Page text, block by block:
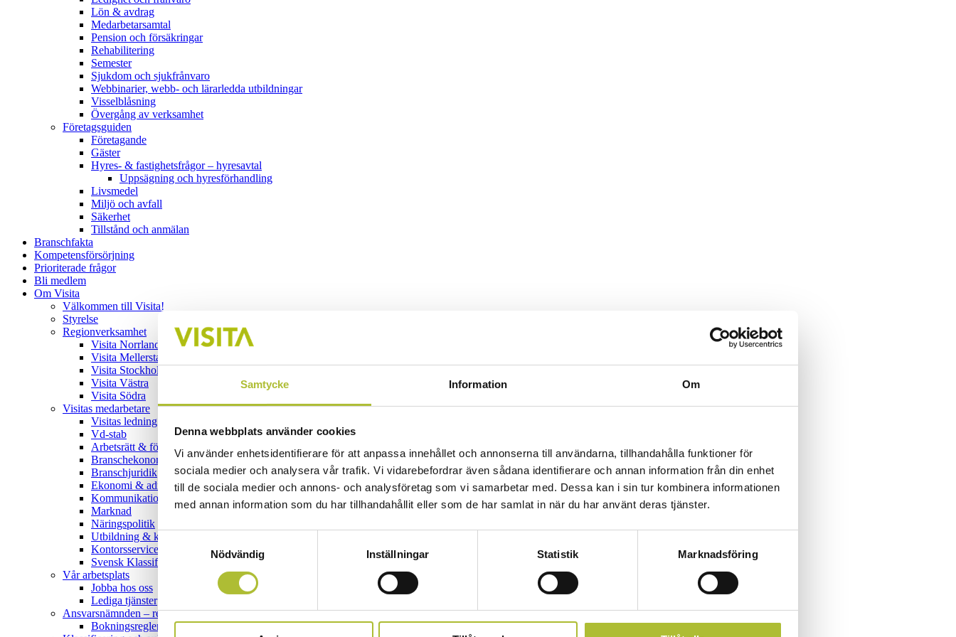
Samtycke Information Om
Denna webbplats använder cookies
Vi använder enhetsidentifierare för att anpassa innehållet och annonserna till användarna, tillhandahålla funktioner för
sociala medier och analysera vår trafik. Vi vidarebefordrar även sådana identifierare och annan information från din enhet
till de sociala medier och annons- och analysföretag som vi samarbetar med. Dessa kan i sin tur kombinera informationen
med annan information som du har tillhandahållit eller som de har samlat in när du har använt deras tjänster.
Samtyckesval
Nödvändig
Inställningar Statistik Marknadsföring
Lön & avdrag
Medarbetarsamtal
Pension och försäkringar
Rehabilitering
Semester
Sjukdom och sjukfrånvaro
Webbinarier, webb- och lärarledda utbildningar
Visselblåsning
Övergång av verksamhet
Företagsguiden
Företagande
Gäster
Hyres- & fastighetsfrågor – hyresavtal
Uppsägning och hyresförhandling
Livsmedel
Miljö och avfall
Säkerhet
Tillstånd och anmälan
Branschfakta
Kompetensförsörjning
Prioriterade frågor
Bli medlem
Om Visita
Välkommen till Visita!
Styrelse
Regionverksamhet
Visita Norrland
Visita Mellersta
Visita Stockholm & Gotland
Visita Västra
Visita Södra
Visitas medarbetare
Visitas ledning
Vd-stab
Arbetsrätt & förhandling
Branschekonomi
Branschjuridik
Ekonomi & administration
Kommunikation
Marknad
Näringspolitik
Utbildning & kompetensförsörjning
Kontorsservice
Svensk Klassificering
Vår arbetsplats
Jobba hos oss
Lediga tjänster
Ansvarsnämnden – reklamationer
Bokningsregler – gäst